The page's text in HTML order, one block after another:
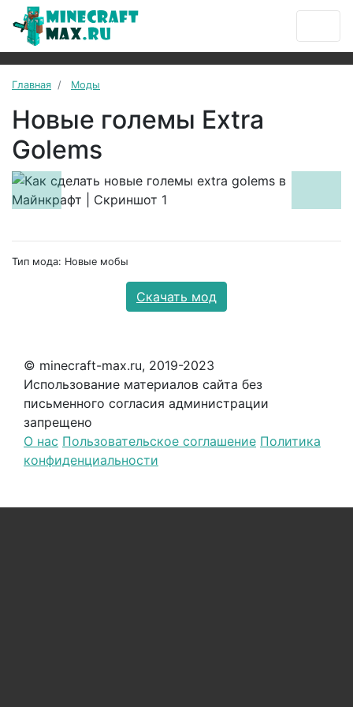
Главная Моды
Новые големы Extra
Golems
Previous
Тип мода: Новые мобы
Скачать мод
© minecraft-max.ru, 2019-2023
Использование материалов сайта без
письменного согласия администрации
запрещено
О нас Пользовательское соглашение Политика
конфиденциальности